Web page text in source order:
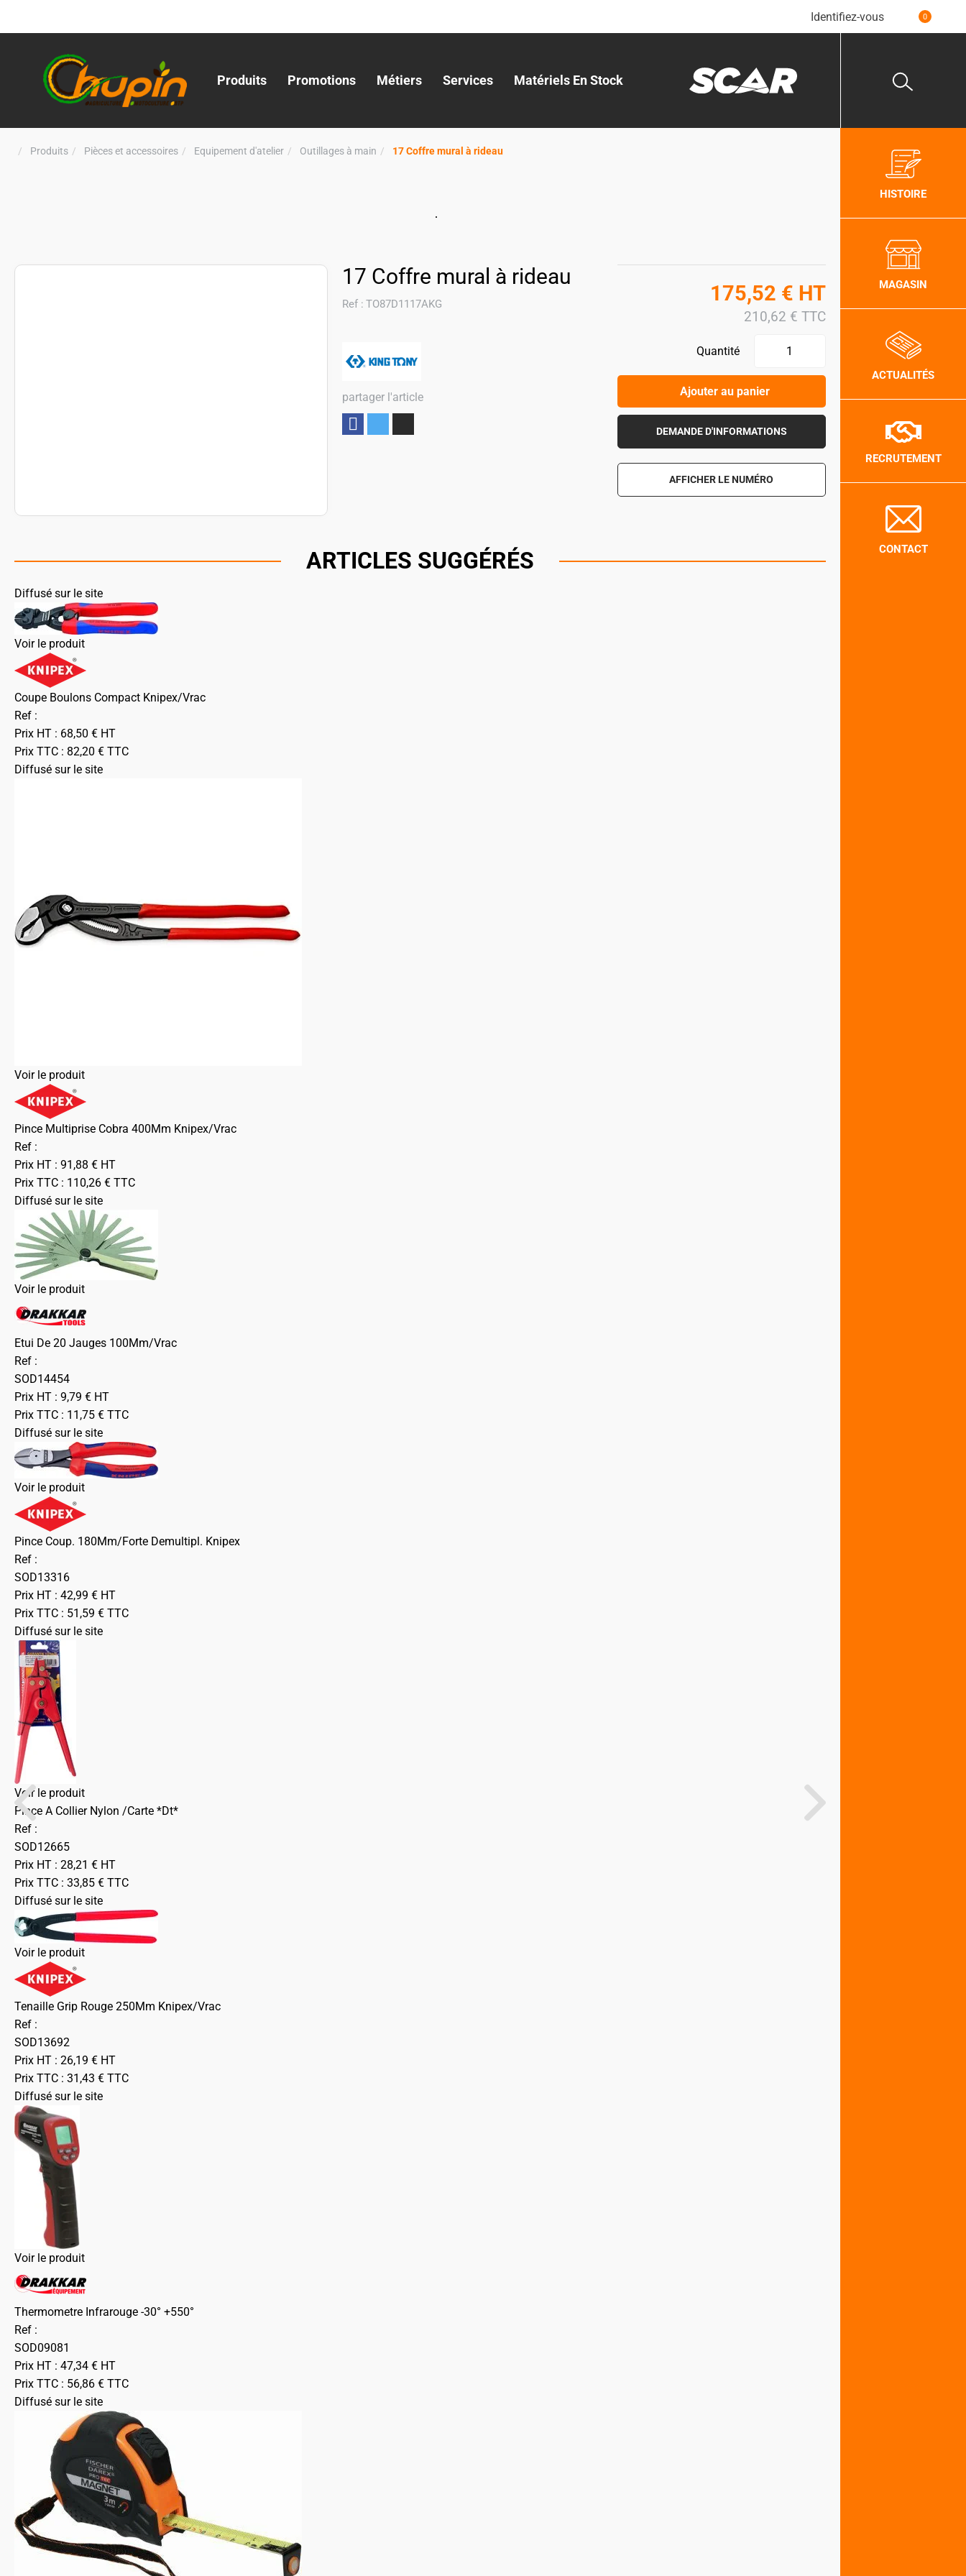
Identifiez-vous 0
Produits Promotions Métiers Services Matériels En Stock
Produits Pièces et accessoires Equipement d'atelier Outillages à main 17 Coffre mural à rideau
17 Coffre mural à rideau
Ref : TO87D1117AKG
partager l'article
175,52 € HT
210,62 € TTC
Quantité
Ajouter au panier
DEMANDE D'INFORMATIONS
AFFICHER LE NUMÉRO
ARTICLES SUGGÉRÉS
Diffusé sur le site
Voir le produit
Coupe Boulons Compact Knipex/Vrac
Ref :
Prix HT : 68,50 € HT
Prix TTC : 82,20 € TTC
Diffusé sur le site
Voir le produit
Pince Multiprise Cobra 400Mm Knipex/Vrac
Ref :
Prix HT : 91,88 € HT
Prix TTC : 110,26 € TTC
Diffusé sur le site
Voir le produit
Etui De 20 Jauges 100Mm/Vrac
Ref :
SOD14454
Prix HT : 9,79 € HT
Prix TTC : 11,75 € TTC
Diffusé sur le site
Voir le produit
Pince Coup. 180Mm/Forte Demultipl. Knipex
Ref :
SOD13316
Prix HT : 42,99 € HT
Prix TTC : 51,59 € TTC
Diffusé sur le site
Voir le produit
Pince A Collier Nylon /Carte *Dt*
Ref :
SOD12665
Prix HT : 28,21 € HT
Prix TTC : 33,85 € TTC
Diffusé sur le site
Voir le produit
Tenaille Grip Rouge 250Mm Knipex/Vrac
Ref :
SOD13692
Prix HT : 26,19 € HT
Prix TTC : 31,43 € TTC
Diffusé sur le site
Voir le produit
Thermometre Infrarouge -30° +550°
Ref :
SOD09081
Prix HT : 47,34 € HT
Prix TTC : 56,86 € TTC
Diffusé sur le site
HISTOIRE
MAGASIN
ACTUALITÉS
RECRUTEMENT
CONTACT